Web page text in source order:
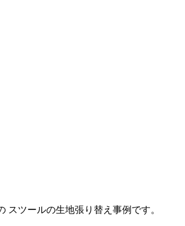
ツールの生地張り替え事例です。